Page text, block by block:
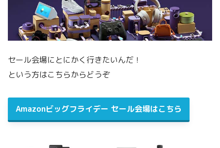
セール会場にとにかく行きたいんだ！
という方はこちらからどうぞ
Amazonビッグフライデー セール会場はこちら